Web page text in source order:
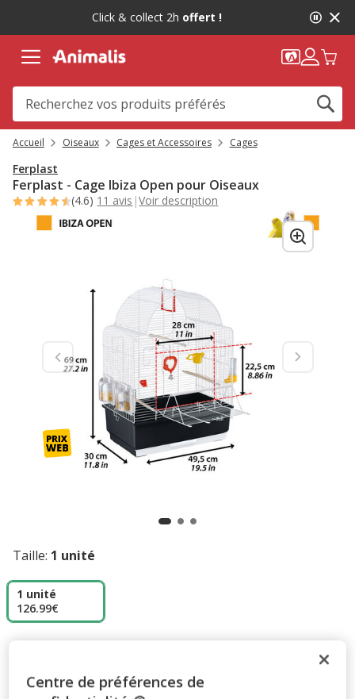
message,
Click & collect 2h offert !
Accueil Oiseaux Cages et Accessoires Cages
Ferplast
Ferplast - Cage Ibiza Open pour Oiseaux
(4.6) 11 avis |Voir description
Taille: 1 unité
1 unité
126.99€
Promotion disponible
Centre de préférences de